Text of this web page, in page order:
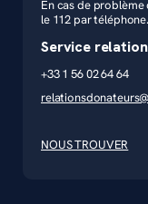
En cas de problème
le 112 par téléphone.
Service
+33 1 56 02 64 64
NOUS TROUVER